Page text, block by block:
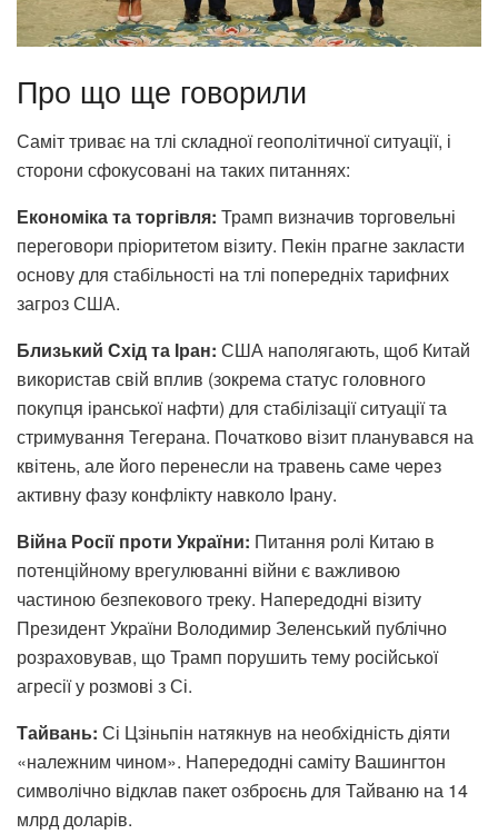
Про що ще говорили
Саміт триває на тлі складної геополітичної ситуації, і
сторони сфокусовані на таких питаннях:
Економіка та торгівля: Трамп визначив торговельні
переговори пріоритетом візиту. Пекін прагне закласти
основу для стабільності на тлі попередніх тарифних
загроз США.
Близький Схід та Іран: США наполягають, щоб Китай
використав свій вплив (зокрема статус головного
покупця іранської нафти) для стабілізації ситуації та
стримування Тегерана. Початково візит планувався на
квітень, але його перенесли на травень саме через
активну фазу конфлікту навколо Ірану.
Війна Росії проти України: Питання ролі Китаю в
потенційному врегулюванні війни є важливою
частиною безпекового треку. Напередодні візиту
Президент України Володимир Зеленський публічно
розраховував, що Трамп порушить тему російської
агресії у розмові з Сі.
Тайвань: Сі Цзіньпін натякнув на необхідність діяти
«належним чином». Напередодні саміту Вашингтон
символічно відклав пакет озброєнь для Тайваню на 14
млрд доларів.